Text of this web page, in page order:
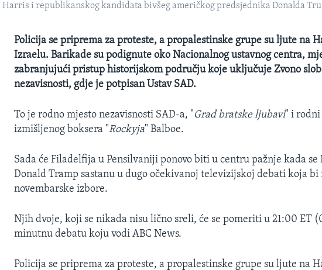
i republikanskog kandidata bivšeg američkog predsjednika Donalda
Policija se priprema za proteste, a propalestinske grupe su ljute na
Izraelu. Barikade su podignute oko Nacionalnog ustavnog centra,
zabranjujući pristup historijskom području koje uključuje Zvono
nezavisnosti, gdje je potpisan Ustav SAD.
To je rodno mjesto nezavisnosti SAD-a, "Grad bratske ljubavi" i rodni
izmišljenog boksera "Rockyja" Balboe.
Sada će Filadelfija u Pensilvaniji ponovo biti u centru pažnje kada se
Donald Tramp sastanu u dugo očekivanoj televizijskoj debati koja bi
novembarske izbore.
Njih dvoje, koji se nikada nisu lično sreli, će se pomeriti u 21:00 ET
minutnu debatu koju vodi ABC News.
Policija se priprema za proteste, a propalestinske grupe su ljute na